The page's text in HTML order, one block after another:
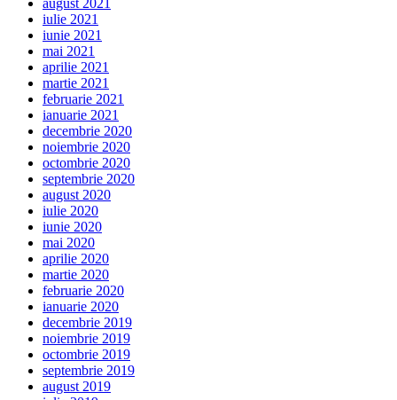
august 2021
iulie 2021
iunie 2021
mai 2021
aprilie 2021
martie 2021
februarie 2021
ianuarie 2021
decembrie 2020
noiembrie 2020
octombrie 2020
septembrie 2020
august 2020
iulie 2020
iunie 2020
mai 2020
aprilie 2020
martie 2020
februarie 2020
ianuarie 2020
decembrie 2019
noiembrie 2019
octombrie 2019
septembrie 2019
august 2019